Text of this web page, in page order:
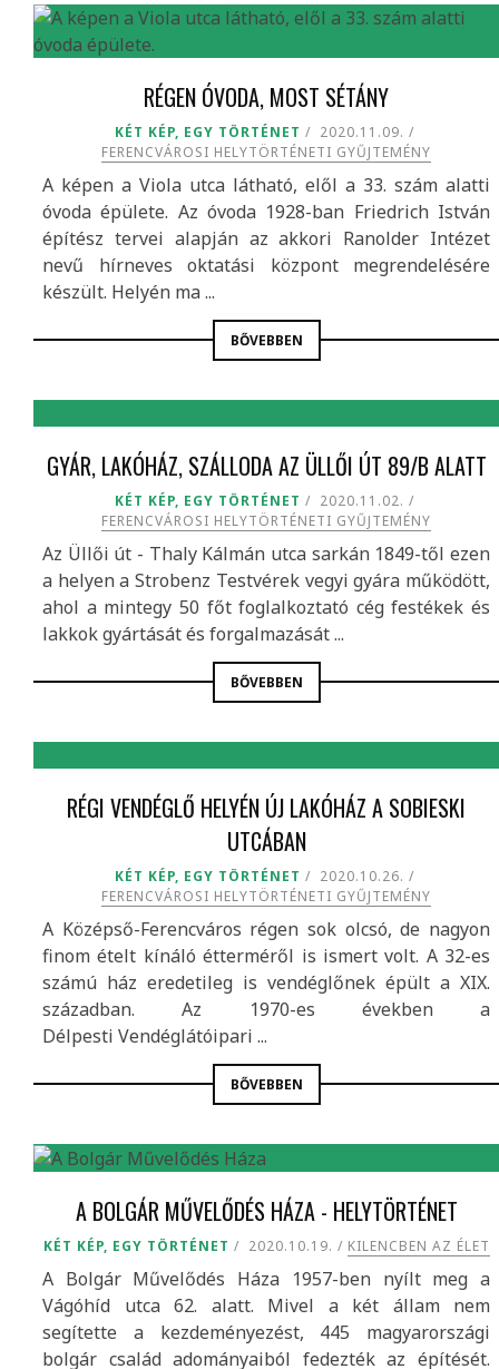
RÉGEN ÓVODA, MOST SÉTÁNY
KÉT KÉP, EGY TÖRTÉNET
2020.11.09.
FERENCVÁROSI HELYTÖRTÉNETI GYŰJTEMÉNY
A képen a Viola utca látható, elől a 33. szám alatti
óvoda épülete. Az óvoda 1928-ban Friedrich István
építész tervei alapján az akkori Ranolder Intézet
nevű hírneves oktatási központ megrendelésére
készült. Helyén ma ...
BŐVEBBEN
GYÁR, LAKÓHÁZ, SZÁLLODA AZ ÜLLŐI ÚT 89/B ALATT
KÉT KÉP, EGY TÖRTÉNET
2020.11.02.
FERENCVÁROSI HELYTÖRTÉNETI GYŰJTEMÉNY
Az Üllői út - Thaly Kálmán utca sarkán 1849-től ezen
a helyen a Strobenz Testvérek vegyi gyára működött,
ahol a mintegy 50 főt foglalkoztató cég festékek és
lakkok gyártását és forgalmazását ...
BŐVEBBEN
RÉGI VENDÉGLŐ HELYÉN ÚJ LAKÓHÁZ A SOBIESKI
UTCÁBAN
KÉT KÉP, EGY TÖRTÉNET
2020.10.26.
FERENCVÁROSI HELYTÖRTÉNETI GYŰJTEMÉNY
A Középső-Ferencváros régen sok olcsó, de nagyon
finom ételt kínáló étterméről is ismert volt. A 32-es
számú ház eredetileg is vendéglőnek épült a XIX.
században. Az 1970-es években a
Délpesti Vendéglátóipari ...
BŐVEBBEN
A BOLGÁR MŰVELŐDÉS HÁZA - HELYTÖRTÉNET
KÉT KÉP, EGY TÖRTÉNET 2020.10.19. KILENCBEN AZ ÉLET
A Bolgár Művelődés Háza 1957-ben nyílt meg a
Vágóhíd utca 62. alatt. Mivel a két állam nem
segítette a kezdeményezést, 445 magyarországi
bolgár család adományaiból fedezték az építését.